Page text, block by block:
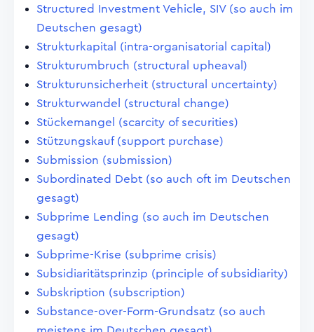
Structured Investment Vehicle, SIV (so auch im
Deutschen gesagt)
Strukturkapital (intra-organisatorial capital)
Strukturumbruch (structural upheaval)
Strukturunsicherheit (structural uncertainty)
Strukturwandel (structural change)
Stückemangel (scarcity of securities)
Stützungskauf (support purchase)
Submission (submission)
Subordinated Debt (so auch oft im Deutschen
gesagt)
Subprime Lending (so auch im Deutschen
gesagt)
Subprime-Krise (subprime crisis)
Subsidiaritätsprinzip (principle of subsidiarity)
Subskription (subscription)
Substance-over-Form-Grundsatz (so auch